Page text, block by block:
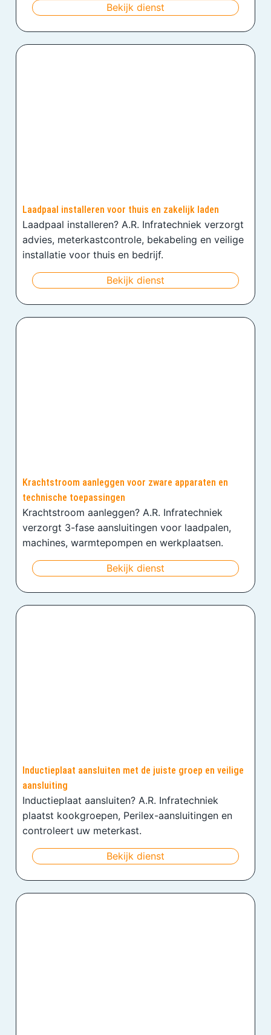
Bekijk dienst
Laadpaal installeren voor thuis en zakelijk laden
Laadpaal installeren? A.R. Infratechniek verzorgt
advies, meterkastcontrole, bekabeling en veilige
installatie voor thuis en bedrijf.
Bekijk dienst
Krachtstroom aanleggen voor zware apparaten en
technische toepassingen
Krachtstroom aanleggen? A.R. Infratechniek
verzorgt 3-fase aansluitingen voor laadpalen,
machines, warmtepompen en werkplaatsen.
Bekijk dienst
Inductieplaat aansluiten met de juiste groep en veilige
aansluiting
Inductieplaat aansluiten? A.R. Infratechniek
plaatst kookgroepen, Perilex-aansluitingen en
controleert uw meterkast.
Bekijk dienst